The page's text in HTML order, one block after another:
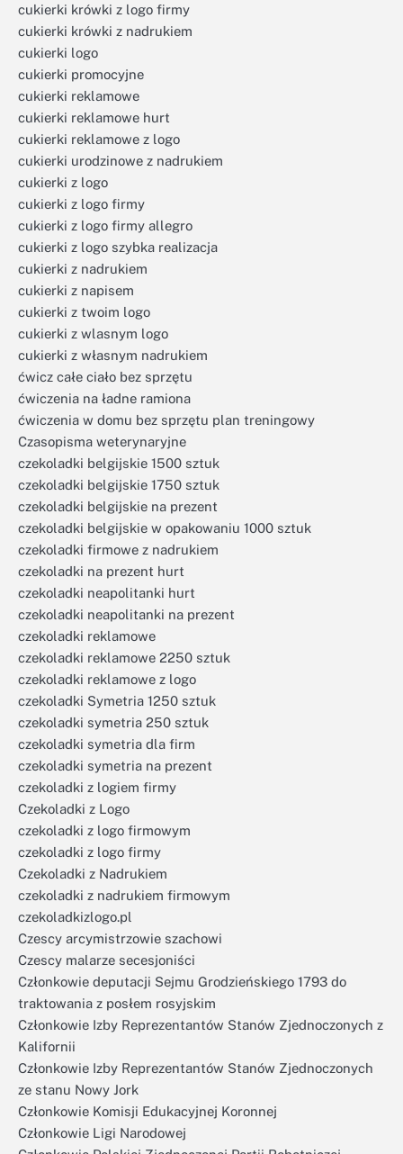
cukierki krówki z logo firmy
cukierki krówki z nadrukiem
cukierki logo
cukierki promocyjne
cukierki reklamowe
cukierki reklamowe hurt
cukierki reklamowe z logo
cukierki urodzinowe z nadrukiem
cukierki z logo
cukierki z logo firmy
cukierki z logo firmy allegro
cukierki z logo szybka realizacja
cukierki z nadrukiem
cukierki z napisem
cukierki z twoim logo
cukierki z wlasnym logo
cukierki z własnym nadrukiem
ćwicz całe ciało bez sprzętu
ćwiczenia na ładne ramiona
ćwiczenia w domu bez sprzętu plan treningowy
Czasopisma weterynaryjne
czekoladki belgijskie 1500 sztuk
czekoladki belgijskie 1750 sztuk
czekoladki belgijskie na prezent
czekoladki belgijskie w opakowaniu 1000 sztuk
czekoladki firmowe z nadrukiem
czekoladki na prezent hurt
czekoladki neapolitanki hurt
czekoladki neapolitanki na prezent
czekoladki reklamowe
czekoladki reklamowe 2250 sztuk
czekoladki reklamowe z logo
czekoladki Symetria 1250 sztuk
czekoladki symetria 250 sztuk
czekoladki symetria dla firm
czekoladki symetria na prezent
czekoladki z logiem firmy
Czekoladki z Logo
czekoladki z logo firmowym
czekoladki z logo firmy
Czekoladki z Nadrukiem
czekoladki z nadrukiem firmowym
czekoladkizlogo.pl
Czescy arcymistrzowie szachowi
Czescy malarze secesjoniści
Członkowie deputacji Sejmu Grodzieńskiego 1793 do
traktowania z posłem rosyjskim
Członkowie Izby Reprezentantów Stanów Zjednoczonych z
Kalifornii
Członkowie Izby Reprezentantów Stanów Zjednoczonych
ze stanu Nowy Jork
Członkowie Komisji Edukacyjnej Koronnej
Członkowie Ligi Narodowej